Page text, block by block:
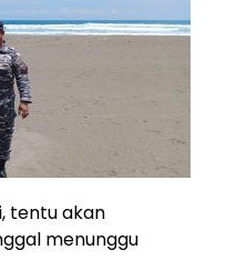
tentu akan
menunggu